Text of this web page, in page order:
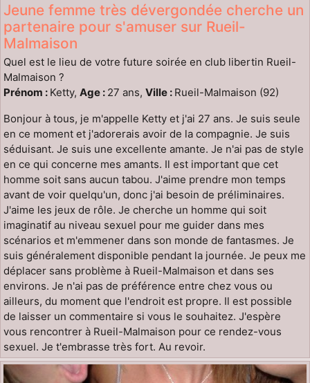
Jeune femme très dévergondée cherche un
partenaire pour s'amuser sur Rueil-
Malmaison
Quel est le lieu de votre future soirée en club libertin Rueil-
Malmaison ?
Prénom : Ketty, Age : 27 ans, Ville : Rueil-Malmaison (92)
Bonjour à tous, je m'appelle Ketty et j'ai 27 ans. Je suis seule
en ce moment et j'adorerais avoir de la compagnie. Je suis
séduisant. Je suis une excellente amante. Je n'ai pas de style
en ce qui concerne mes amants. Il est important que cet
homme soit sans aucun tabou. J'aime prendre mon temps
avant de voir quelqu'un, donc j'ai besoin de préliminaires.
J'aime les jeux de rôle. Je cherche un homme qui soit
imaginatif au niveau sexuel pour me guider dans mes
scénarios et m'emmener dans son monde de fantasmes. Je
suis généralement disponible pendant la journée. Je peux me
déplacer sans problème à Rueil-Malmaison et dans ses
environs. Je n'ai pas de préférence entre chez vous ou
ailleurs, du moment que l'endroit est propre. Il est possible
de laisser un commentaire si vous le souhaitez. J'espère
vous rencontrer à Rueil-Malmaison pour ce rendez-vous
sexuel. Je t'embrasse très fort. Au revoir.